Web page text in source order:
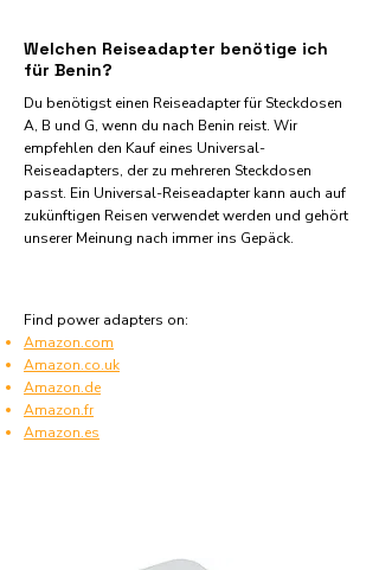
Welchen Reiseadapter benötige ich
für Benin?
Du benötigst einen Reiseadapter für Steckdosen
A, B und G, wenn du nach Benin reist. Wir
empfehlen den Kauf eines Universal-
Reiseadapters, der zu mehreren Steckdosen
passt. Ein Universal-Reiseadapter kann auch auf
zukünftigen Reisen verwendet werden und gehört
unserer Meinung nach immer ins Gepäck.
Find power adapters on:
Amazon.com
Amazon.co.uk
Amazon.de
Amazon.fr
Amazon.es